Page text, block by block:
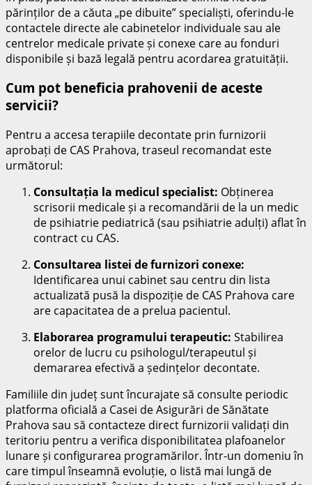
părinților de a căuta „pe dibuite” specialiști, oferindu-le
contactele directe ale cabinetelor individuale sau ale
centrelor medicale private și conexe care au fonduri
disponibile și bază legală pentru acordarea gratuității.
Cum pot beneficia prahovenii de aceste
servicii?
Pentru a accesa terapiile decontate prin furnizorii
aprobați de CAS Prahova, traseul recomandat este
următorul:
Consultația la medicul specialist: Obținerea
scrisorii medicale și a recomandării de la un medic
de psihiatrie pediatrică (sau psihiatrie adulți) aflat în
contract cu CAS.
Consultarea listei de furnizori conexe:
Identificarea unui cabinet sau centru din lista
actualizată pusă la dispoziție de CAS Prahova care
are capacitatea de a prelua pacientul.
Elaborarea programului terapeutic: Stabilirea
orelor de lucru cu psihologul/terapeutul și
demararea efectivă a ședințelor decontate.
Familiile din județ sunt încurajate să consulte periodic
platforma oficială a Casei de Asigurări de Sănătate
Prahova sau să contacteze direct furnizorii validați din
teritoriu pentru a verifica disponibilitatea plafoanelor
lunare și configurarea programărilor. Într-un domeniu în
care timpul înseamnă evoluție, o listă mai lungă de